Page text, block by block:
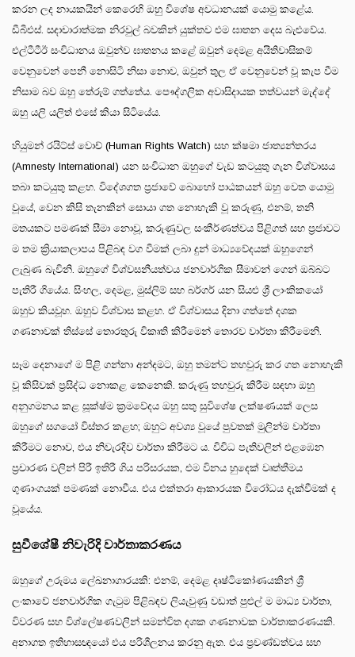
කරන ලද නායකයින් කෙරෙහි ඔහු විශේෂ අවධානයක් යොමු කළේය.
ඩීබීඑස්. සදාචාරාත්මක නිරවුල් බවකින් යුක්තව එම ඝාතන දෙස බැළුවේය.
එල්ටීටීඊ සංවිධානය ඔවුන්ව ඝාතනය කළේ ඔවුන් දෙමළ අයිතිවාසිකම්
වෙනුවෙන් පෙනී නොසිටි නිසා නොව, ඔවුන් තුල ඒ වෙනුවෙන් වූ කැප වීම
නිසාම බව ඔහු තේරුම් ගත්තේය. පෞද්ගලික අවාසිදායක තත්වයන් මැද්දේ
ඔහු යලි යලිත් එසේ කියා සිටියේය.
හියුමන් රයිට්ස් වොච් (Human Rights Watch) සහ ක්ෂමා ජාත්‍යන්තරය
(Amnesty International) යන සංවිධාන ඔහුගේ වැඩ කටයුතු ගැන විශ්වාසය
තබා කටයුතු කළහ. විදේශගත ප්‍රජාවේ බොහෝ පාඨකයන් ඔහු වෙත යොමු
වූයේ, වෙන කිසි තැනකින් සොයා ගත නොහැකි වූ කරුණු, එනම්, තනි
මතයකට පමණක් සීමා නොවූ, කරුණුවල සංකීර්ණත්වය පිළිගත් සහ ප්‍රජාවට
ම තම ක්‍රියාකලාපය පිළිබඳ වග වීමක් ලබා දුන් මාධ්‍යවේදයක් ඔහුගෙන්
ලැබුණ බැවිනි. ඔහුගේ විශ්වසනීයත්වය ජනවාර්ගික සීමාවන් ගෙන් ඔබ්බට
පැතිරී ගියේය. සිංහල, දෙමළ, මුස්ලිම් සහ බර්ගර් යන සියළු ශ්‍රී ලාංකිකයෝ
ඔහුව කියවූහ. ඔහුව විශ්වාස කළහ. ඒ විශ්වාසය දිනා ගත්තේ දශක
ගණනාවක් තිස්සේ තොරතුරු විකෘති කිරීමෙන් තොරව වාර්තා කිරීමෙනි.
සෑම දෙනාගේ ම පිළි ගන්නා අන්දමට, ඔහු තමන්ට තහවුරු කර ගත නොහැකි
වූ කිසිවක් ප්‍රසිද්ධ නොකළ කෙනෙකි. කරුණු තහවුරු කිරීම සඳහා ඔහු
අනුගමනය කළ සූක්ෂ්ම ක්‍රමවේදය ඔහු සතු සුවිශේෂ ලක්ෂණයක් ලෙස
ඔහුගේ සගයෝ විස්තර කළහ; ඔහුට අවශ්‍ය වූයේ පුවතක් මුලින්ම වාර්තා
කිරීමට නොව, එය නිවැරදිව වාර්තා කිරීමට ය. විවිධ පැතිවලින් එළඹෙන
ප්‍රචාරණ වලින් පිරී ඉතිරී ගිය පරිසරයක, එම විනය හුදෙක් වෘත්තීමය
ගුණාංගයක් පමණක් නොවීය. එය එක්තරා ආකාරයක විරෝධය දැක්වීමක් ද
වූයේය.
සුවීශේෂී නිවැරිදි වාර්තාකරණය
ඔහුගේ උරුමය ලේඛනාගාරයකි: එනම්, දෙමළ දෘෂ්ටිකෝණයකින් ශ්‍රී
ලංකාවේ ජනවාර්ගික ගැටුම පිළිබඳව ලියැවුණු වඩාත් පුළුල් ම මාධ්‍ය වාර්තා,
විවරණ සහ විශ්ලේෂණවලින් සමන්විත දශක ගණනාවක වාර්තාකරණයකි.
අනාගත ඉතිහාසඥයෝ එය පරිශීලනය කරනු ඇත. එය ප්‍රචණ්ඩත්වය සහ